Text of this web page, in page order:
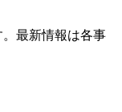
最新情報は各事